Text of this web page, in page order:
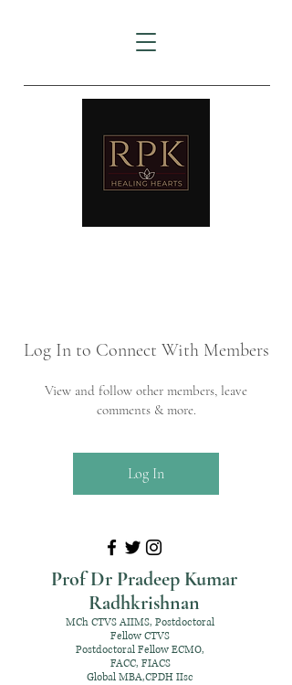
Prof Dr Pradeep Kumar
Radhkrishnan
Log In to Connect With Members
View and follow other members, leave
comments & more.
Log In
MCh CTVS AIIMS, Postdoctoral
Fellow CTVS
Postdoctoral Fellow ECMO,
FACC, FIACS
Global MBA,CPDH IIsc